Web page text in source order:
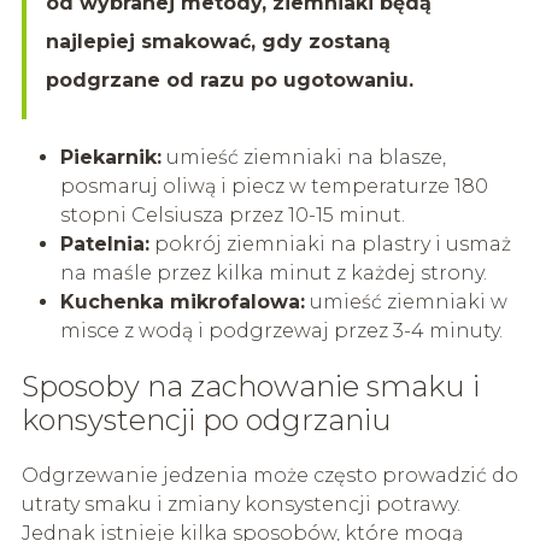
najlepiej smakować, gdy zostaną
podgrzane od razu po ugotowaniu.
Piekarnik:umieść ziemniaki na blasze,
posmaruj oliwą i piecz w temperaturze 180
stopni Celsiusza przez 10-15 minut.
Patelnia:pokrój ziemniaki na plastry i usmaż
na maśle przez kilka minut z każdej strony.
Kuchenka mikrofalowa:umieść ziemniaki w
misce z wodą i podgrzewaj przez 3-4 minuty.
Sposoby na zachowanie smaku i
konsystencji po odgrzaniu
Odgrzewanie jedzenia może często prowadzić do
utraty smaku i zmiany konsystencji potrawy.
Jednak istnieje kilka sposobów, które mogą